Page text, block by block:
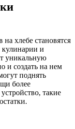
хлебе становятся
и
уникальную
и создать на нем
поднять
более
такие